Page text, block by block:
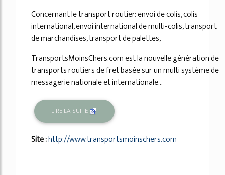
Concernant le transport routier: envoi de colis, colis
international, envoi international de multi-colis, transport
de marchandises, transport de palettes,
TransportsMoinsChers.com est la nouvelle génération de
transports routiers de fret basée sur un multi système de
messagerie nationale et internationale...
LIRE LA SUITE
Site :http://www.transportsmoinschers.com